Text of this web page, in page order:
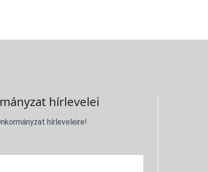
hírlevelei
hírleveleire!